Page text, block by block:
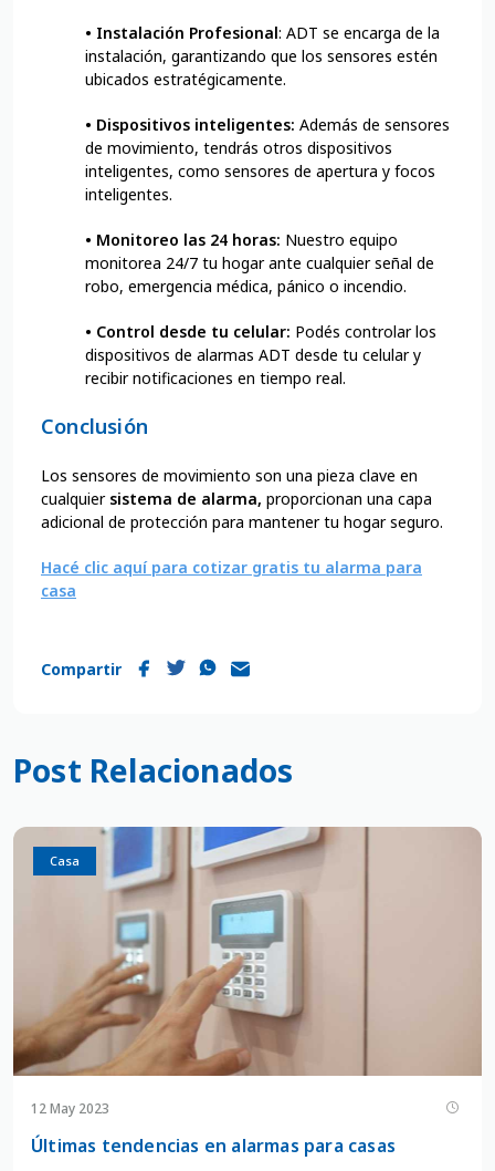
• Instalación Profesional: ADT se encarga de la
instalación, garantizando que los sensores estén
ubicados estratégicamente.
• Dispositivos inteligentes: Además de sensores
de movimiento, tendrás otros dispositivos
inteligentes, como sensores de apertura y focos
inteligentes.
• Monitoreo las 24 horas: Nuestro equipo
monitorea 24/7 tu hogar ante cualquier señal de
robo, emergencia médica, pánico o incendio.
• Control desde tu celular: Podés controlar los
dispositivos de alarmas ADT desde tu celular y
recibir notificaciones en tiempo real.
Conclusión
Los sensores de movimiento son una pieza clave en
cualquier sistema de alarma, proporcionan una capa
adicional de protección para mantener tu hogar seguro.
Hacé clic aquí para cotizar gratis tu alarma para
casa
Compartir
Post Relacionados
Casa
12 May 2023
Últimas tendencias en alarmas para casas